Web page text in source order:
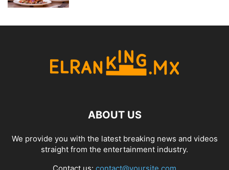
ABOUT US
We provide you with the latest breaking news and videos
straight from the entertainment industry.